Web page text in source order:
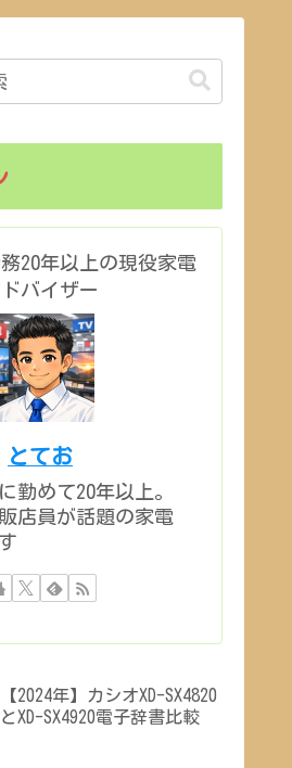
20年以上の現役家電
バイザー
とてお
勤めて20年以上。
店員が話題の家電
【2024年】カシオXD-SX4820
とXD-SX4920電子辞書比較